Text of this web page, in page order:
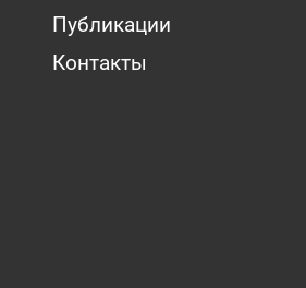
Публикации
Контакты